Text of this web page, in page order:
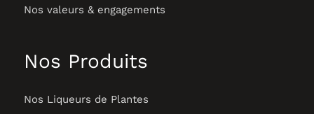
Nos valeurs & engagements
Nos Produits
Nos Liqueurs de Plantes